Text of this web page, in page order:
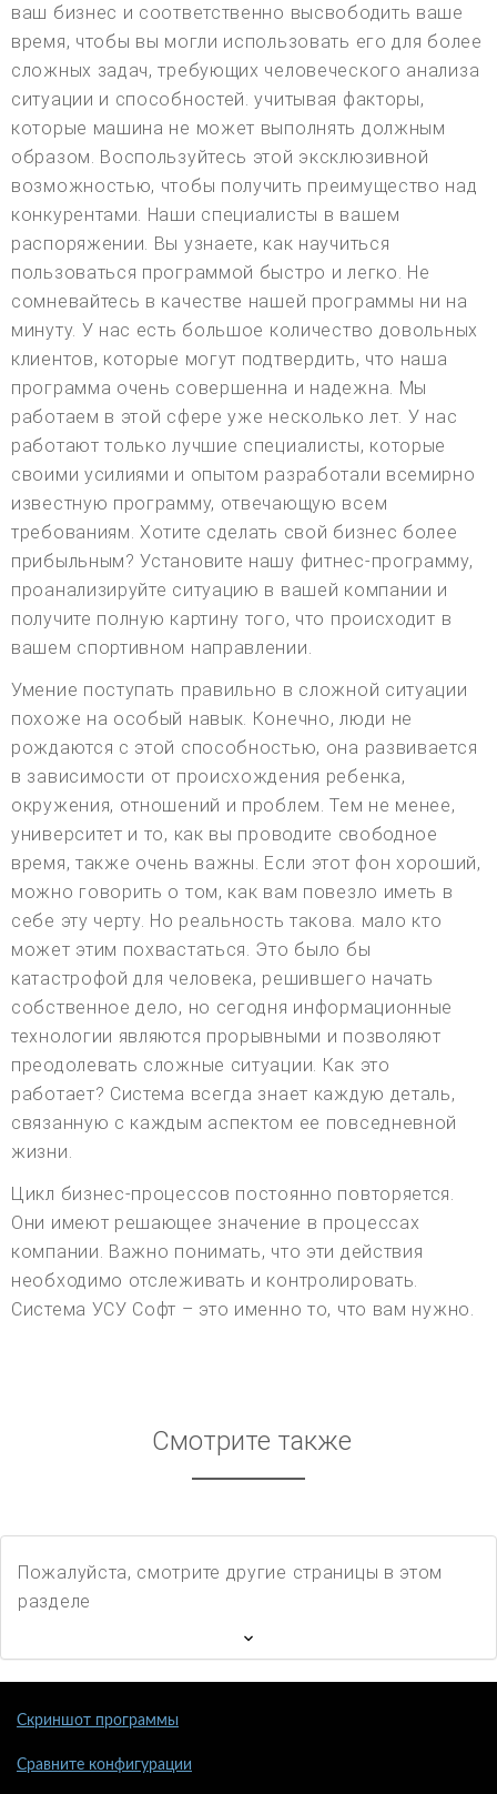
ваш бизнес и соответственно высвободить ваше
время, чтобы вы могли использовать его для более
сложных задач, требующих человеческого анализа
ситуации и способностей. учитывая факторы,
которые машина не может выполнять должным
образом. Воспользуйтесь этой эксклюзивной
возможностью, чтобы получить преимущество над
конкурентами. Наши специалисты в вашем
распоряжении. Вы узнаете, как научиться
пользоваться программой быстро и легко. Не
сомневайтесь в качестве нашей программы ни на
минуту. У нас есть большое количество довольных
клиентов, которые могут подтвердить, что наша
программа очень совершенна и надежна. Мы
работаем в этой сфере уже несколько лет. У нас
работают только лучшие специалисты, которые
своими усилиями и опытом разработали всемирно
известную программу, отвечающую всем
требованиям. Хотите сделать свой бизнес более
прибыльным? Установите нашу фитнес-программу,
проанализируйте ситуацию в вашей компании и
получите полную картину того, что происходит в
вашем спортивном направлении.
Умение поступать правильно в сложной ситуации
похоже на особый навык. Конечно, люди не
рождаются с этой способностью, она развивается
в зависимости от происхождения ребенка,
окружения, отношений и проблем. Тем не менее,
университет и то, как вы проводите свободное
время, также очень важны. Если этот фон хороший,
можно говорить о том, как вам повезло иметь в
себе эту черту. Но реальность такова. мало кто
может этим похвастаться. Это было бы
катастрофой для человека, решившего начать
собственное дело, но сегодня информационные
технологии являются прорывными и позволяют
преодолевать сложные ситуации. Как это
работает? Система всегда знает каждую деталь,
связанную с каждым аспектом ее повседневной
жизни.
Цикл бизнес-процессов постоянно повторяется.
Они имеют решающее значение в процессах
компании. Важно понимать, что эти действия
необходимо отслеживать и контролировать.
Система УСУ Софт – это именно то, что вам нужно.
Смотрите также
Пожалуйста, смотрите другие страницы в этом
разделе
Скриншот программы
Сравните конфигурации